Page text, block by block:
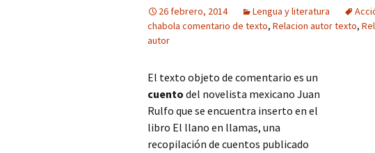
26 febrero, 2014 Lengua y literatura
chabola comentario de texto, Relacion autor texto,
autor
El texto objeto de comentario es un
cuento del novelista mexicano Juan
Rulfo que se encuentra inserto en el
libro El llano en llamas, una
recopilación de cuentos publicado